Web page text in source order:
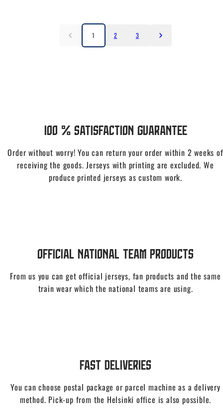
1 2 3
100 % Satisfaction Guarantee
Order without worry! You can return your order within 2 weeks of
receiving the goods. Jerseys with printing are excluded. We
produce printed jerseys as custom work.
Official National Team Products
From us you can get official jerseys, fan products and the same
train wear which the national teams are using.
Fast Deliveries
You can choose postal package or parcel machine as a delivery
method. Pick-up from the Helsinki office is also possible.